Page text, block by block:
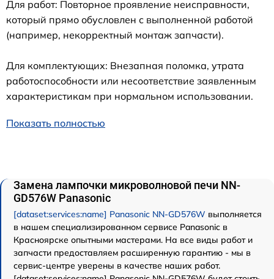
Для работ: Повторное проявление неисправности,
который прямо обусловлен с выполненной работой
(например, некорректный монтаж запчасти).
Для комплектующих: Внезапная поломка, утрата
работоспособности или несоответствие заявленным
характеристикам при нормальном использовании.
Показать полностью
Замена лампочки микроволновой печи NN-
GD576W Panasonic
[dataset:services:name] Panasonic NN-GD576W выполняется
в нашем специализированном сервисе Panasonic в
Красноярске опытными мастерами. На все виды работ и
запчасти предоставляем расширенную гарантию - мы в
сервис-центре уверены в качестве наших работ.